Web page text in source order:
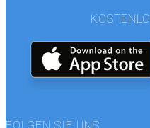
FOLGEN SIE UNS